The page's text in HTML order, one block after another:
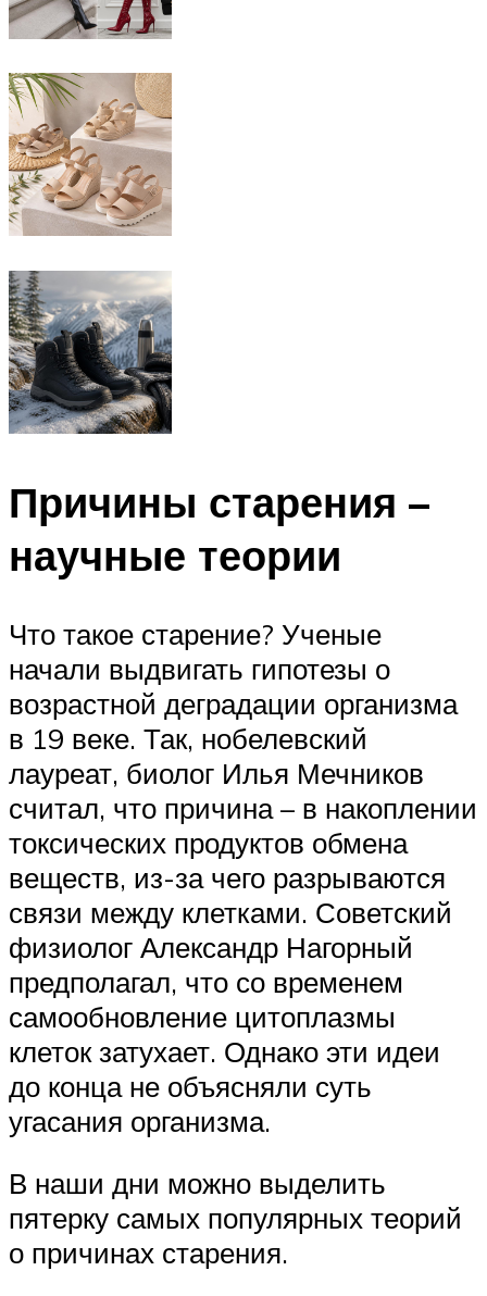
Причины старения –
научные теории
Что такое старение? Ученые
начали выдвигать гипотезы о
возрастной деградации организма
в 19 веке. Так, нобелевский
лауреат, биолог Илья Мечников
считал, что причина – в накоплении
токсических продуктов обмена
веществ, из-за чего разрываются
связи между клетками. Советский
физиолог Александр Нагорный
предполагал, что со временем
самообновление цитоплазмы
клеток затухает. Однако эти идеи
до конца не объясняли суть
угасания организма.
В наши дни можно выделить
пятерку самых популярных теорий
о причинах старения.